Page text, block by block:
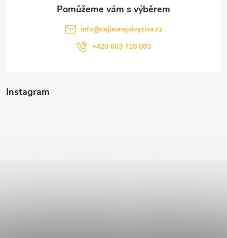
Instagram
info@nejlevnejsivyziva.cz
+420 603 718 083